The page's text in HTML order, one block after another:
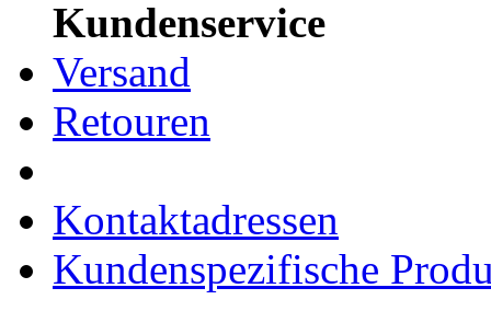
Kundenservice
Versand
Retouren
Kontaktadressen
Kundenspezifische